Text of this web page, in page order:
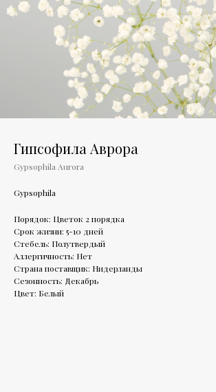
Гипсофила Аврора
Gypsophila Aurora
Gypsophila
Порядок: Цветок 2 порядка
Срок жизни: 5-10 дней
Стебель: Полутвердый
Аллергичность: Нет
Страна поставщик: Нидерланды
Сезонность: Декабрь
Цвет: Белый